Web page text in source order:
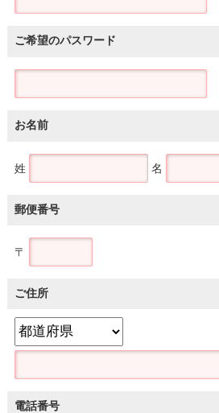
ご希望のパスワード
お名前
姓 名
郵便番号
〒
ご住所
電話番号